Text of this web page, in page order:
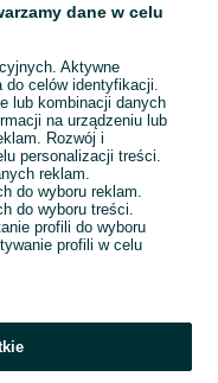
dane w celu
Aktywne
celów identyfikacji.
lub kombinacji danych
na urządzeniu lub
Rozwój i
personalizacji treści.
reklam.
do wyboru reklam.
do wyboru treści.
profili do wyboru
profili w celu